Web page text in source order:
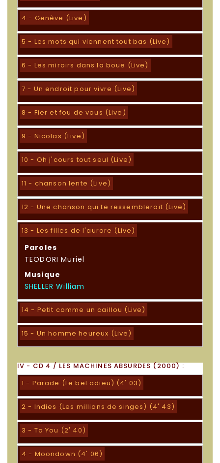
4 - Genève (Live)
5 - Les mots qui viennent tout bas (Live)
6 - Les miroirs dans la boue (Live)
7 - Un endroit pour vivre (Live)
8 - Fier et fou de vous (Live)
9 - Nicolas (Live)
10 - Oh j'cours tout seul (Live)
11 - chanson lente (Live)
12 - Une chanson qui te ressemblerait (Live)
13 - Les filles de l'aurore (Live)
Paroles
TEODORI Muriel
Musique
SHELLER William
14 - Petit comme un caillou (Live)
15 - Un homme heureux (Live)
IV - CD 4 / LES MACHINES ABSURDES (2000) :
1 - Parade (Le bel adieu) (4' 03)
2 - Indies (Les millions de singes) (4' 43)
3 - To You (2' 40)
4 - Moondown (4' 06)